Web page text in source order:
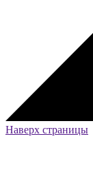
Наверх страницы